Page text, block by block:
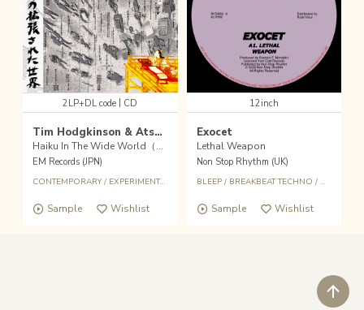
2LP+DL code CD
Tim Hodgkinson & Atsuko Kamura
Haiku In The Wide World（俳句、その拡張され た世界）
EM Records (JPN)
CONTEMPORARY/ EXPERIMENTAL EM RECORDS
Sample Wishlist
12inch
Exocet
Lethal Weapon
Non Stop Rhythm (UK)
BLEEP/ BREAKBEAT TECHNO / UK RAVE
Sample Wishlist